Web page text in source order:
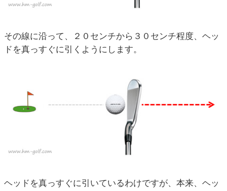
その線に沿って、２０センチから３０センチ程度、ヘッ
ドを真っすぐに引くようにします。
ヘッドを真っすぐに引いているわけですが、本来、ヘッ